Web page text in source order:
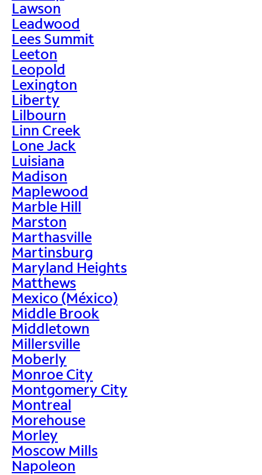
Lawson
Leadwood
Lees Summit
Leeton
Leopold
Lexington
Liberty
Lilbourn
Linn Creek
Lone Jack
Luisiana
Madison
Maplewood
Marble Hill
Marston
Marthasville
Martinsburg
Maryland Heights
Matthews
Mexico (México)
Middle Brook
Middletown
Millersville
Moberly
Monroe City
Montgomery City
Montreal
Morehouse
Morley
Moscow Mills
Napoleon